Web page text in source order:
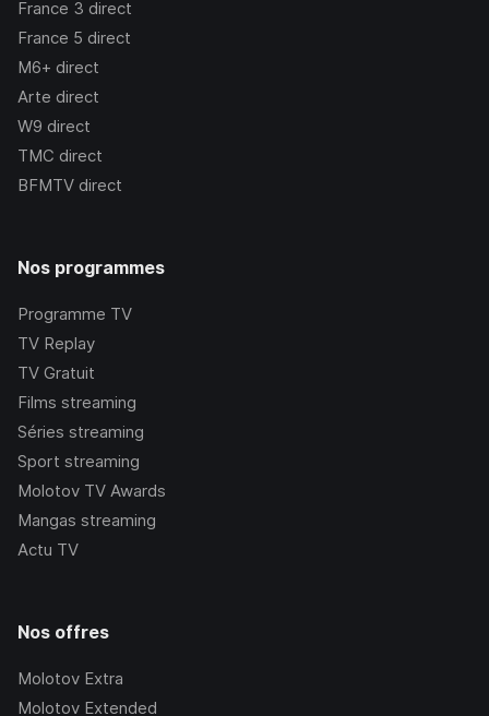
France 3 direct
France 5 direct
M6+ direct
Arte direct
W9 direct
TMC direct
BFMTV direct
Nos programmes
Programme TV
TV Replay
TV Gratuit
Films streaming
Séries streaming
Sport streaming
Molotov TV Awards
Mangas streaming
Actu TV
Nos offres
Molotov Extra
Molotov Extended